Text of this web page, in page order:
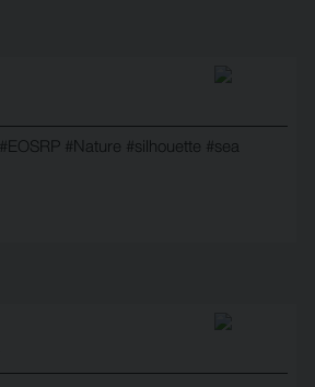
#EOSRP #Nature #silhouette #sea